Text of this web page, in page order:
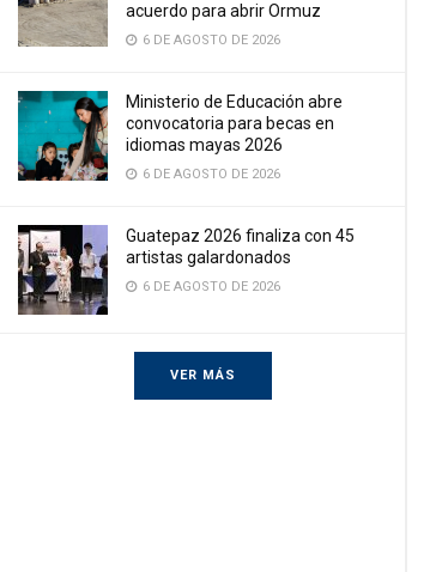
acuerdo para abrir Ormuz
6 DE AGOSTO DE 2026
Ministerio de Educación abre
convocatoria para becas en
idiomas mayas 2026
6 DE AGOSTO DE 2026
Guatepaz 2026 finaliza con 45
artistas galardonados
6 DE AGOSTO DE 2026
VER MÁS